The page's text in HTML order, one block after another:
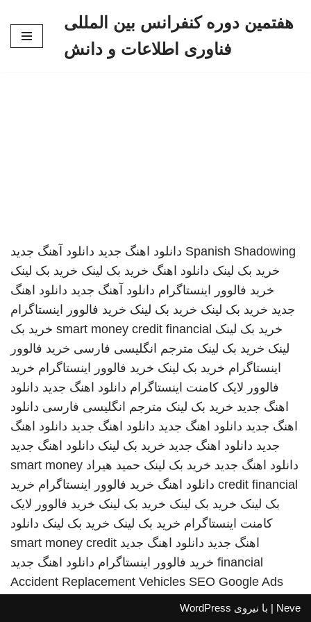
هفتمین دوره کنفرانس بین المللی
فناوری اطلاعات و دانش
Spanish Shadowing دانلود اهنگ جدید دانلود آهنگ جدید
خرید بک لینک دانلود اهنگ خرید بک لینک خرید بک لینک
خرید فالوور اینستاگرام دانلود آهنگ جدید دانلود اهنگ
جدید خرید بک لینک خرید بک لینک خرید فالوور اینستاگرام
خرید بک لینک smart money credit financial خرید بک
لینک خرید بک لینک مترجم انگلیسی فارسی خرید فالوور
اینستاگرام خرید بک لینک خرید فالوور اینستاگرام خرید
فالوور لایک کامنت اینستاگرام دانلود اهنگ جدید دانلود
اهنگ جدید خرید بک لینک مترجم انگلیسی فارسی دانلود
اهنگ جدید دانلود اهنگ جدید دانلود اهنگ جدید دانلود اهنگ
جدید دانلود اهنگ جدید خرید بک لینک دانلود اهنگ جدید
دانلود اهنگ جدید خرید بک لینک حمید هیراد smart money
credit financial دانلود اهنگ خرید فالوور اینستاگرام خرید
بک لینک خرید بک لینک خرید بک لینک خرید فالوور لایک
کامنت اینستاگرام خرید بک لینک خرید بک لینک دانلود
اهنگ جدید دانلود اهنگ جدید smart money credit
financial خرید فالوور اینستاگرام دانلود اهنگ جدید
Accident Replacement Vehicles SEO Google Ads
Neve | با نیروی WordPress